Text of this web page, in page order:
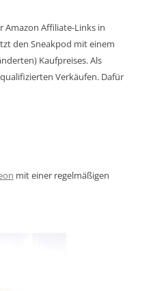
Amazon Affiliate-Links in
den Sneakpod mit einem
Kaufpreises. Als
Verkäufen. Dafür
mit einer regelmäßigen